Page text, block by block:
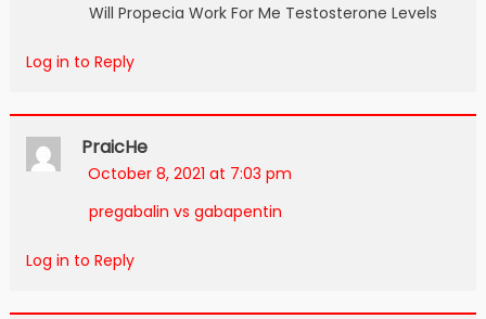
Will Propecia Work For Me Testosterone Levels
Log in to Reply
PraicHe
October 8, 2021 at 7:03 pm
pregabalin vs gabapentin
Log in to Reply